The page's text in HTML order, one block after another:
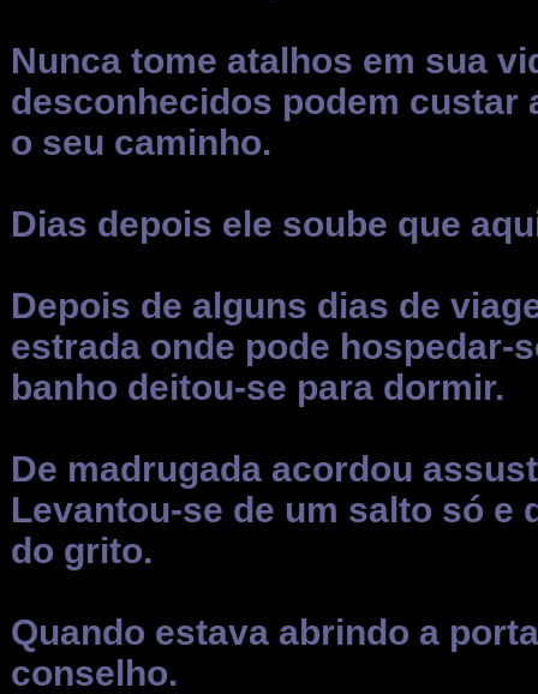
Nunca tome atalhos em sua
desconhecidos podem custar
o seu caminho.
Dias depois ele soube que
Depois de alguns dias de
estrada onde pode hospedar-
banho deitou-se para dormir.
De madrugada acordou
Levantou-se de um salto só e
do grito.
Quando estava abrindo a
conselho.